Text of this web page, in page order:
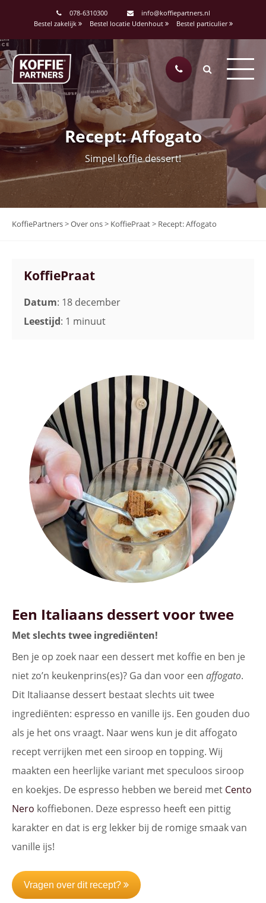
078-6310300
info@koffiepartners.nl
Bestel zakelijk
Bestel locatie Udenhout Bestel particulier
Recept: Affogato
Simpel koffie dessert!
KoffiePartners>Over ons> KoffiePraat> Recept: Affogato
KoffiePraat
Datum: 18 december
Leestijd: 1 minuut
Een Italiaans dessert voor twee
Met slechts twee ingrediënten!
Ben je op zoek naar een dessert met koffie en ben je
niet zo’n keukenprins(es)? Ga dan voor een affogato.
Dit Italiaanse dessert bestaat slechts uit twee
ingrediënten: espresso en vanille ijs. Een gouden duo
als je het ons vraagt. Naar wens kun je dit affogato
recept verrijken met een siroop en topping. Wij
maakten een heerlijke variant met speculoos siroop
en koekjes. De espresso hebben we bereid met Cento
Nero koffiebonen. Deze espresso heeft een pittig
karakter en dat is erg lekker bij de romige smaak van
vanille ijs!
Vragen over dit recept?